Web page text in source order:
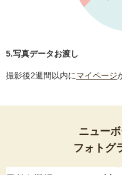
5.写真データお渡し
撮影後2週間以内にマイページ
ニュー
フォトグ